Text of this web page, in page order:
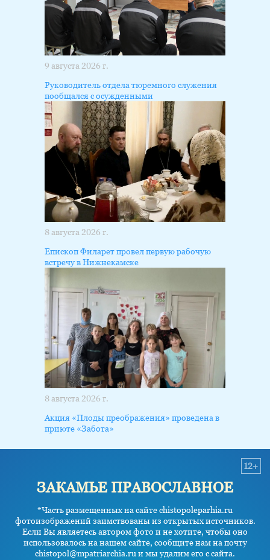
9 августа 2026 г.
Руководитель отдела тюремного служения
пообщался с осужденными
8 августа 2026 г.
Епископ Филарет провел первую рабочую
встречу в Нижнекамске
8 августа 2026 г.
Акция «Плоды преображения» проведена в
приюте «Забота»
ЗАКАМЬЕ ПРАВОСЛАВНОЕ
*Часть размещенных на сайте chistopoleparhia.ru
фотоизображений заимствованы из открытых источников.
Если Вы являетесь автором фото и не хотите, чтобы оно
использовалось на нашем сайте, сообщите нам на почту
chistopol@mpatriarchia.ru и мы удалим его с сайта.
12+